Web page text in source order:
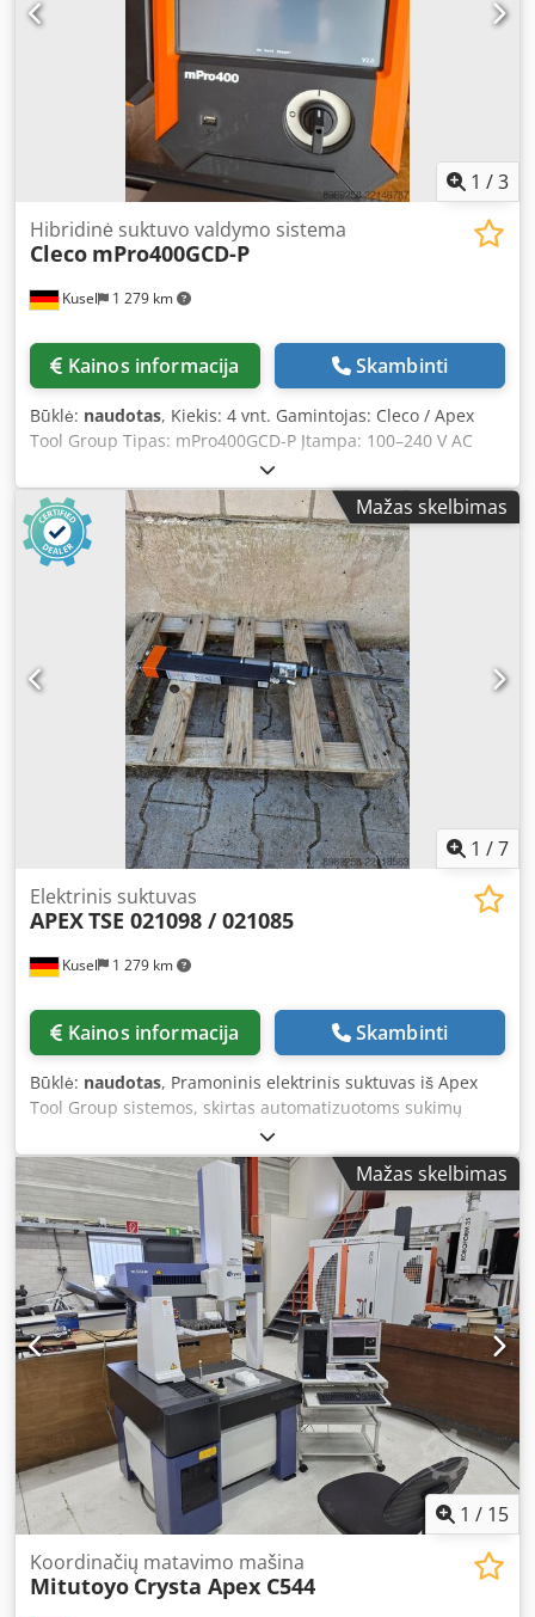
1 /3
Kusel 1 279 km
Hibridinė suktuvo valdymo sistema
Cleco mPro400GCD-P
Kainos informacija Skambinti
Būklė: naudotas, Kiekis: 4 vnt. Gamintojas: Cleco / Apex
Tool Group Tipas: mPro400GCD-P Įtampa: 100–240 V AC
±10 % Dažnis: 50 / 60 Hz Svoris: 13,7 kg Matmenys: 266,7
mm × 381 mm × 288 mm Įrankių suderinamumas: NeoTek
30 / 50 / 70, LiveWire, CellCore, CellTek, I-Wrench, 18 / 48,
17 / 47 / 67 serija Jungtys: 1 × NeoTek įrankio jungtis
Jungtys: 1 × 18 / 48 serijos įrankio jungtis Komunikacija: 2 ×
Ethernet RJ45 Komunikacija: 2 × RS-232 Komunikacija: 3 ×
USB 2.0 I/O: 8 įėjimai / 8 išėjimai (24 V optiškai izoliuoti)
Sistemos magistralė: ARCnet / TSnet Dwedpjzd N Ddefx
Aggja Atmintis: CompactFlash lizdas Maksimalus įrankio
laido ilgis: 45 m
Mažas skelbimas
1 /7
Kusel 1 279 km
Elektrinis suktuvas
APEXTSE 021098 / 021085
Kainos informacija Skambinti
Būklė: naudotas, Pramoninis elektrinis suktuvas iš Apex
Tool Group sistemos, skirtas automatizuotoms sukimų
užduotims ir montavimo linijoms. Yra dvi identiškos
vienetai. Gamintojas: Apex Tool Group Prekės ženklas:
APEX / Cleco Tipas: TSE Modelis: Elektrinė suktuvo ašies
pavara Prekės numeris: 961446PT Būklė: naudotas
Pagaminimo metai: 2018 Maitinimo įtampa: 380 VDC
Dažnis: 0 Hz Įeinanti srovė: 2/10 ADC Suktuvo ašis:
Gamintojas: Cleco Sukimo momento diapazonas: 7 - 12 Nm
Maksimalus apsisukimų skaičius: 2921 min⁻¹ Svoris: 1,0 kg
Dedpszdagdsfx Aggswa Enkoderis: Gamintojas: Cleco
Tipas: IK3B Perdavimo santykis: 1:1 Suderinamumas: IK3M
Turimas kiekis: 2
Mažas skelbimas
1 / 15
Koordinačių matavimo mašina
Mitutoyo Crysta Apex C544